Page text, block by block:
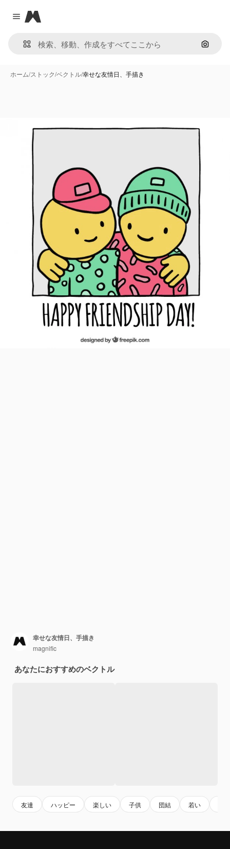
Close menu
Magnific
画像で
ホーム/ストック/ベクトル/幸せな友情日、手描き
幸せな友情日、手描き
magnific
あなたにおすすめのベクトル
友達 ハッピー 楽しい 子供 団結 若い